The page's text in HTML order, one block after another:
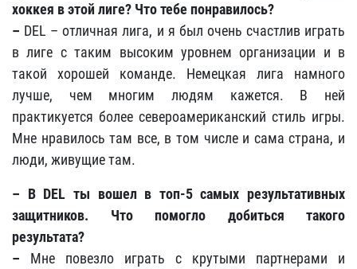
хоккея в этой лиге? Что тебе понравилось?
– DEL – отличная лига, и я был очень счастлив играть
в лиге с таким высоким уровнем организации и в
такой хорошей команде. Немецкая лига намного
лучше, чем многим людям кажется. В ней
практикуется более североамериканский стиль игры.
Мне нравилось там все, в том числе и сама страна, и
люди, живущие там.
– В DEL ты вошел в топ-5 самых результативных
защитников. Что помогло добиться такого
результата?
– Мне повезло играть с крутыми партнерами и